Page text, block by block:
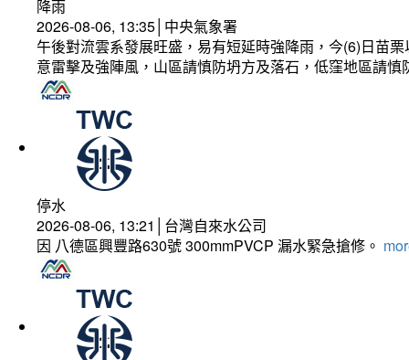
降雨
2026-08-06, 13:35│中央氣象署
午後對流雲系發展旺盛，易有短延時強降雨，今(6)日苗
意雷擊及強陣風，山區請慎防坍方及落石，低窪地區請
停水
2026-08-06, 13:21│台灣自來水公司
因 八德區興豐路630號 300mmPVCP 漏水緊急搶修。